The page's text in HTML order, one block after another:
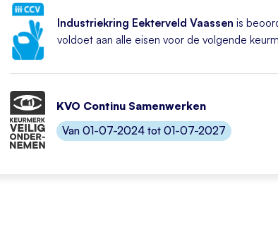
Industriekring Eekterveld Vaassen is
voldoet aan alle eisen voor de volgende
KVO Continu Samenwerken
Van 01-07-2024 tot 01-07-2027